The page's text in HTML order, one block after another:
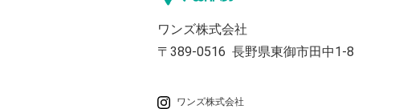
ワンズ株式会社
〒389-0516 長野県東御市田中1-8
ワンズ株式会社